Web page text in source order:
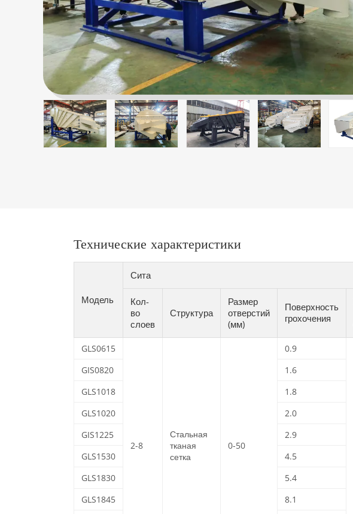
Технические характеристики
Модель
Сита
Кол-
во
слоев
Структура
Размер
отверстий
(мм)
Поверхность
грохочения
GLS0615
2-8
Стальная
тканая
сетка
0-50
0.9
GIS0820
1.6
GLS1018
1.8
GLS1020
2.0
GIS1225
2.9
GLS1530
4.5
GLS1830
5.4
GLS1845
8.1